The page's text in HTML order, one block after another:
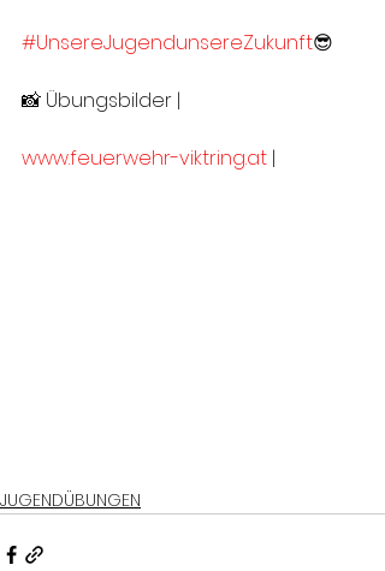
#UnsereJugendunsereZukunft😎
📸 Übungsbilder |
www.feuerwehr-viktring.at |
JUGENDÜBUNGEN